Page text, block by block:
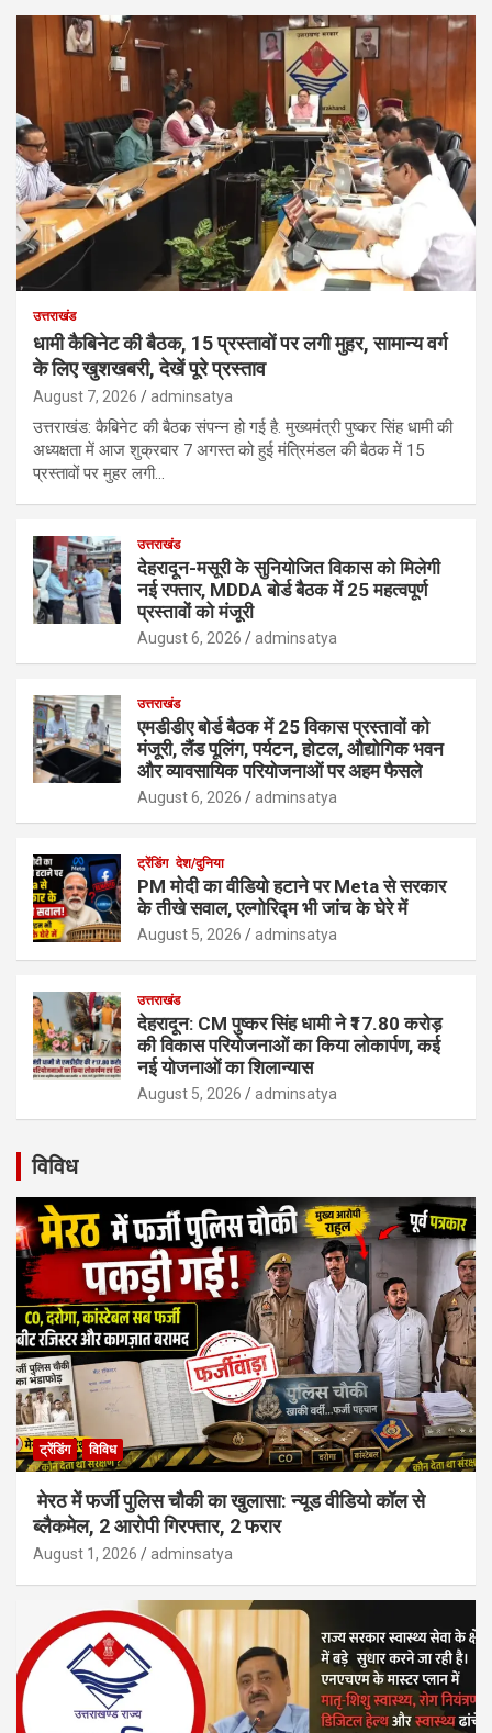
उत्तराखंड
धामी कैबिनेट की बैठक, 15 प्रस्तावों पर लगी मुहर, सामान्य वर्ग
के लिए खुशखबरी, देखें पूरे प्रस्ताव
August 7, 2026 adminsatya
उत्तराखंड: कैबिनेट की बैठक संपन्न हो गई है. मुख्यमंत्री पुष्कर सिंह धामी की
अध्यक्षता में आज शुक्रवार 7 अगस्त को हुई मंत्रिमंडल की बैठक में 15
प्रस्तावों पर मुहर लगी…
उत्तराखंड
देहरादून-मसूरी के सुनियोजित विकास को मिलेगी
नई रफ्तार, MDDA बोर्ड बैठक में 25 महत्वपूर्ण
प्रस्तावों को मंजूरी
August 6, 2026 adminsatya
उत्तराखंड
एमडीडीए बोर्ड बैठक में 25 विकास प्रस्तावों को
मंजूरी, लैंड पूलिंग, पर्यटन, होटल, औद्योगिक भवन
और व्यावसायिक परियोजनाओं पर अहम फैसले
August 6, 2026 adminsatya
ट्रेंडिंग देश/दुनिया
PM मोदी का वीडियो हटाने पर Meta से सरकार
के तीखे सवाल, एल्गोरिद्म भी जांच के घेरे में
August 5, 2026 adminsatya
उत्तराखंड
देहरादून: CM पुष्कर सिंह धामी ने ₹17.80 करोड़
की विकास परियोजनाओं का किया लोकार्पण, कई
नई योजनाओं का शिलान्यास
August 5, 2026 adminsatya
विविध
ट्रेंडिंग विविध
मेरठ में फर्जी पुलिस चौकी का खुलासा: न्यूड वीडियो कॉल से
ब्लैकमेल, 2 आरोपी गिरफ्तार, 2 फरार
August 1, 2026 adminsatya